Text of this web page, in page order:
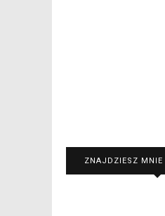
ZNAJDZIESZ MNIE